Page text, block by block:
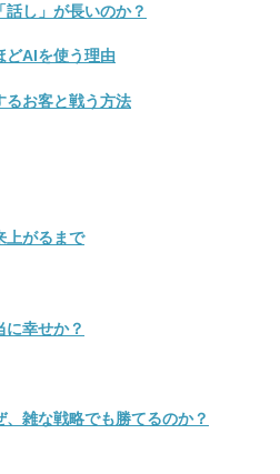
し」が長いのか？
どAIを使う理由
るお客と戦う方法
上がるまで
に幸せか？
雑な戦略でも勝てるのか？